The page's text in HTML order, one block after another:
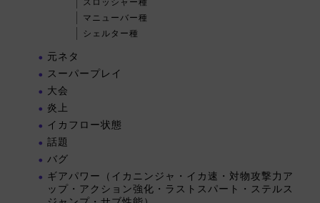
スロッシャー種
マニューバー種
シェルター種
元ネタ
スーパープレイ
大会
炎上
イカフロー状態
話題
バグ
ギアパワー（イカニンジャ・イカ速・対物攻撃力ア
ップ・アクション強化・ラストスパート・ステルス